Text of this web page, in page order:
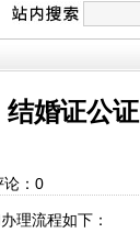
婚证公证
： 0
理流程如下‌：